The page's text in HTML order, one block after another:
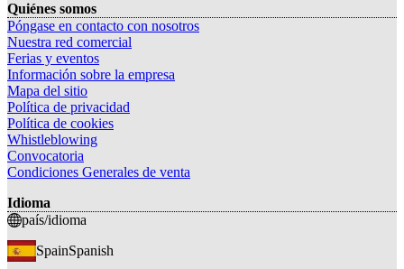
Quiénes somos
Póngase en contacto con nosotros
Nuestra red comercial
Ferias y eventos
Información sobre la empresa
Mapa del sitio
Política de privacidad
Política de cookies
Whistleblowing
Convocatoria
Condiciones Generales de venta
Idioma
país/idioma
SpainSpanish